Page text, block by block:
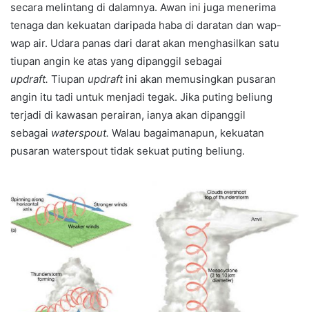
secara melintang di dalamnya. Awan ini juga menerima
tenaga dan kekuatan daripada haba di daratan dan wap-
wap air. Udara panas dari darat akan menghasilkan satu
tiupan angin ke atas yang dipanggil sebagai
updraft. Tiupan updraft ini akan memusingkan pusaran
angin itu tadi untuk menjadi tegak. Jika puting beliung
terjadi di kawasan perairan, ianya akan dipanggil
sebagai waterspout. Walau bagaimanapun, kekuatan
pusaran waterspout tidak sekuat puting beliung.